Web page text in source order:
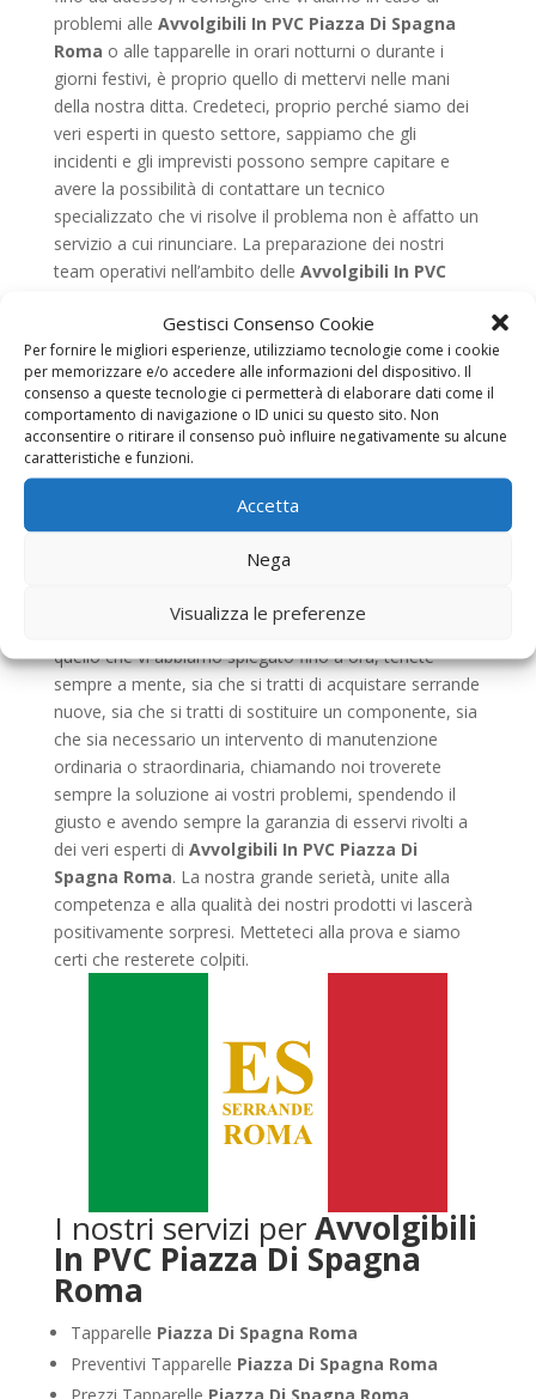
Gestisci Consenso Cookie
Per fornire le migliori esperienze, utilizziamo tecnologie come i cookie
per memorizzare e/o accedere alle informazioni del dispositivo. Il
consenso a queste tecnologie ci permetterà di elaborare dati come il
comportamento di navigazione o ID unici su questo sito. Non
acconsentire o ritirare il consenso può influire negativamente su alcune
caratteristiche e funzioni.
Accetta
Nega
Visualizza le preferenze
problemi alle Avvolgibili In PVC Piazza Di Spagna
Roma o alle tapparelle in orari notturni o durante i
giorni festivi, è proprio quello di mettervi nelle mani
della nostra ditta. Credeteci, proprio perché siamo dei
veri esperti in questo settore, sappiamo che gli
incidenti e gli imprevisti possono sempre capitare e
avere la possibilità di contattare un tecnico
specializzato che vi risolve il problema non è affatto un
servizio a cui rinunciare. La preparazione dei nostri
team operativi nell’ambito delle Avvolgibili In PVC
sempre garantita. Proprio per tale ragione operiamo
sempre con grande sicurezza e nel pieno rispetto delle
vostre proprietà. Siamo assolutamente coscienti del
fatto che un cliente soddisfatto è un cliente che saprà
che può contare su di noi e che saprà farci una buona
pubblicità con amici, parenti e conoscenti. Proprio
Avvolgibili In PVC Piazza Di Spagna Roma
e proprio punto di riferimento per tutte le persone che
questo specifico settore. Quindi, alla luce di tutto
quello che vi abbiamo spiegato fino a ora, tenete
sempre a mente, sia che si tratti di acquistare serrande
nuove, sia che si tratti di sostituire un componente, sia
che sia necessario un intervento di manutenzione
ordinaria o straordinaria, chiamando noi troverete
sempre la soluzione ai vostri problemi, spendendo il
giusto e avendo sempre la garanzia di esservi rivolti a
dei veri esperti di Avvolgibili In PVC Piazza Di
Spagna Roma. La nostra grande serietà, unite alla
competenza e alla qualità dei nostri prodotti vi lascerà
positivamente sorpresi. Metteteci alla prova e siamo
certi che resterete colpiti.
I nostri servizi perAvvolgibili
In PVC Piazza Di Spagna
Roma
Tapparelle Piazza Di Spagna Roma
Preventivi Tapparelle Piazza Di Spagna Roma
Prezzi Tapparelle Piazza Di Spagna Roma